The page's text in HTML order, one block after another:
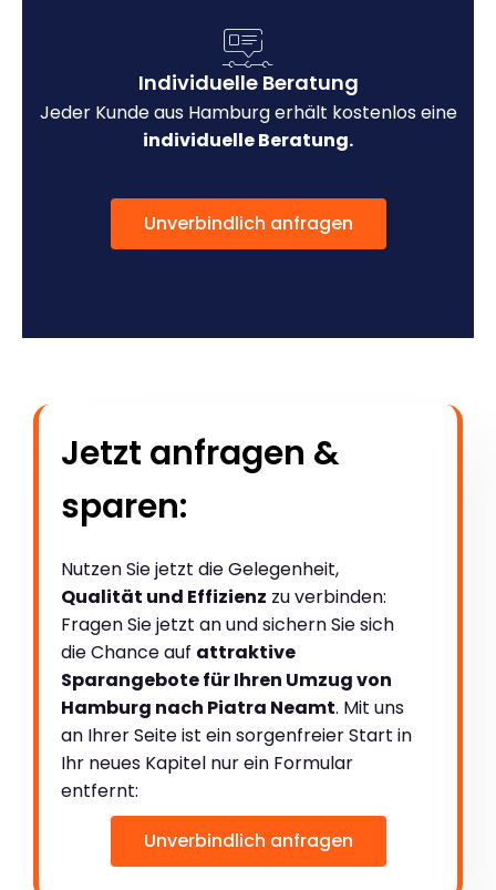
Individuelle Beratung
Jeder Kunde aus Hamburg erhält kostenlos eine
individuelle Beratung.
Unverbindlich anfragen
Jetzt anfragen &
sparen:
Nutzen Sie jetzt die Gelegenheit,
Qualität und Effizienz zu verbinden:
Fragen Sie jetzt an und sichern Sie sich
die Chance auf attraktive
Sparangebote für Ihren Umzug von
Hamburg nach Piatra Neamt. Mit uns
an Ihrer Seite ist ein sorgenfreier Start in
Ihr neues Kapitel nur ein Formular
entfernt:
Unverbindlich anfragen